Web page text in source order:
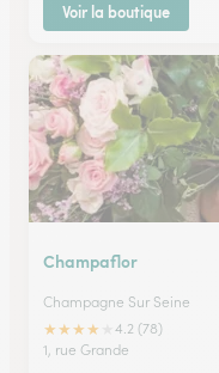
Voir la boutique
Champaflor
Champagne Sur Seine
★★★★
4.2 (78)
1, rue Grande